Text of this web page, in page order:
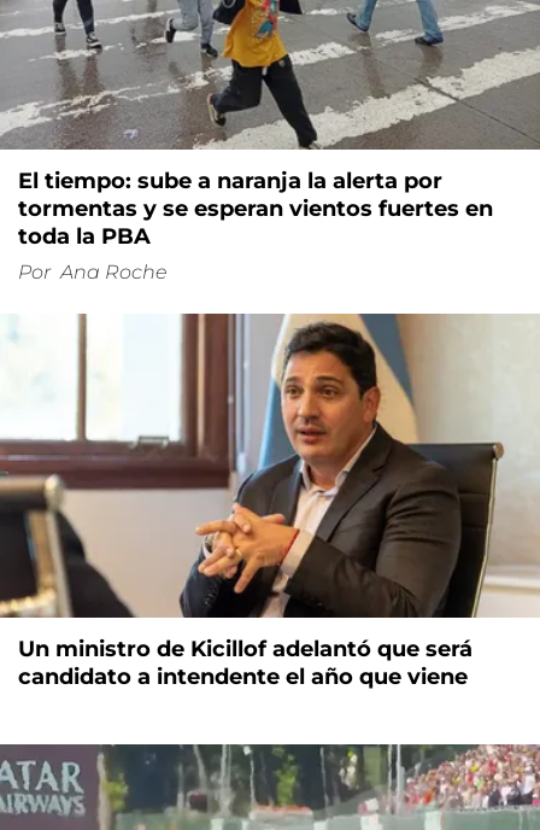
El tiempo: sube a naranja la alerta por
tormentas y se esperan vientos fuertes en
toda la PBA
Por Ana Roche
Un ministro de Kicillof adelantó que será
candidato a intendente el año que viene